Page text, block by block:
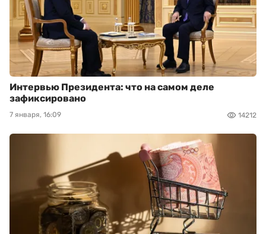
Интервью Президента: что на самом деле
зафиксировано
7 января, 16:09 14212